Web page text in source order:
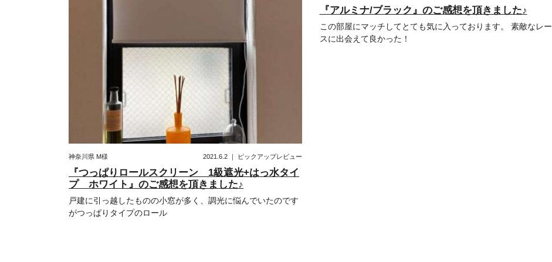
神奈川県 M様 2021.6.2 ピックアップレビュー
『つっぱりロールスクリーン 1級遮光+はっ水タイ
プ ホワイト』のご感想を頂きました♪
戸建に引っ越したものの小窓が多く、調光に悩んでいたのです
がつっぱりタイプのロール
『アルミナ/ブラック』のご感想を頂きました♪
この部屋にマッチしてとても気に入っております。 素敵なレー
スに出会えて良かった！